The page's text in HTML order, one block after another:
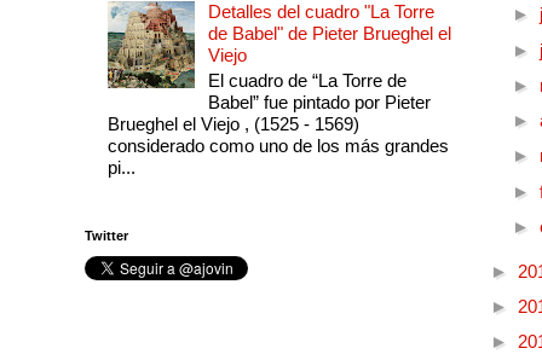
Detalles del cuadro "La Torre
de Babel" de Pieter Brueghel el
Viejo
El cuadro de “La Torre de
Babel” fue pintado por Pieter
Brueghel el Viejo , (1525 - 1569)
considerado como uno de los más grandes
pi...
Twitter
►
►
►
►
►
►
►
►
►
►